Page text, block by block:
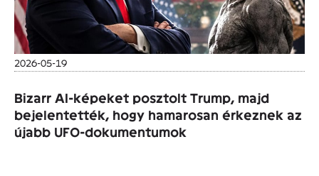
2026-05-19
Bizarr AI-képeket posztolt Trump, majd
bejelentették, hogy hamarosan érkeznek az
újabb UFO-dokumentumok